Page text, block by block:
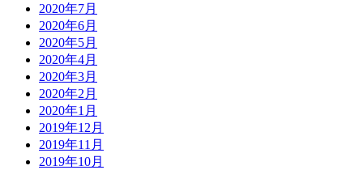
2020年7月
2020年6月
2020年5月
2020年4月
2020年3月
2020年2月
2020年1月
2019年12月
2019年11月
2019年10月